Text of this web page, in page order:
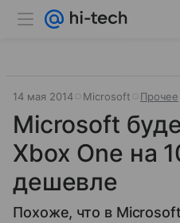
14 мая 2014 Microsoft Прочее
Microsoft
Xbox One на
дешевле
Похоже, что в